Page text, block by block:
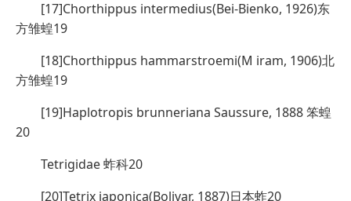
[17]Chorthippus intermedius(Bei-Bienko, 1926)东
方雏蝗19
[18]Chorthippus hammarstroemi(M iram, 1906)北
方雏蝗19
[19]Haplotropis brunneriana Saussure, 1888 笨蝗
20
Tetrigidae 蚱科20
[20]Tetrix japonica(Bolivar, 1887)日本蚱20